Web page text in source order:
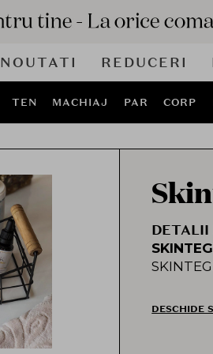
NOUTATI REDUCERI
TEN MACHIAJ PAR CORP
DETALII
DESCHIDE